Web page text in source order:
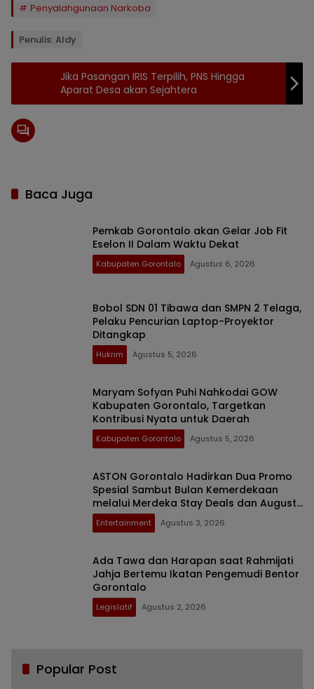
Penyalahgunaan Narkoba
Penulis: Aldy
Jika Pasangan IRIS Terpilih, PNS Hingga
Aparat Desa akan Sejahtera
Baca Juga
Pemkab Gorontalo akan Gelar Job Fit
Eselon II Dalam Waktu Dekat
Kabupaten Gorontalo Agustus 6, 2026
Bobol SDN 01 Tibawa dan SMPN 2 Telaga,
Pelaku Pencurian Laptop-Proyektor
Ditangkap
Hukrim Agustus 5, 2026
Maryam Sofyan Puhi Nahkodai GOW
Kabupaten Gorontalo, Targetkan
Kontribusi Nyata untuk Daerah
Kabupaten Gorontalo Agustus 5, 2026
ASTON Gorontalo Hadirkan Dua Promo
Spesial Sambut Bulan Kemerdekaan
melalui Merdeka Stay Deals dan August
Feastcation
Entertainment Agustus 3, 2026
Ada Tawa dan Harapan saat Rahmijati
Jahja Bertemu Ikatan Pengemudi Bentor
Gorontalo
Legislatif Agustus 2, 2026
Popular Post